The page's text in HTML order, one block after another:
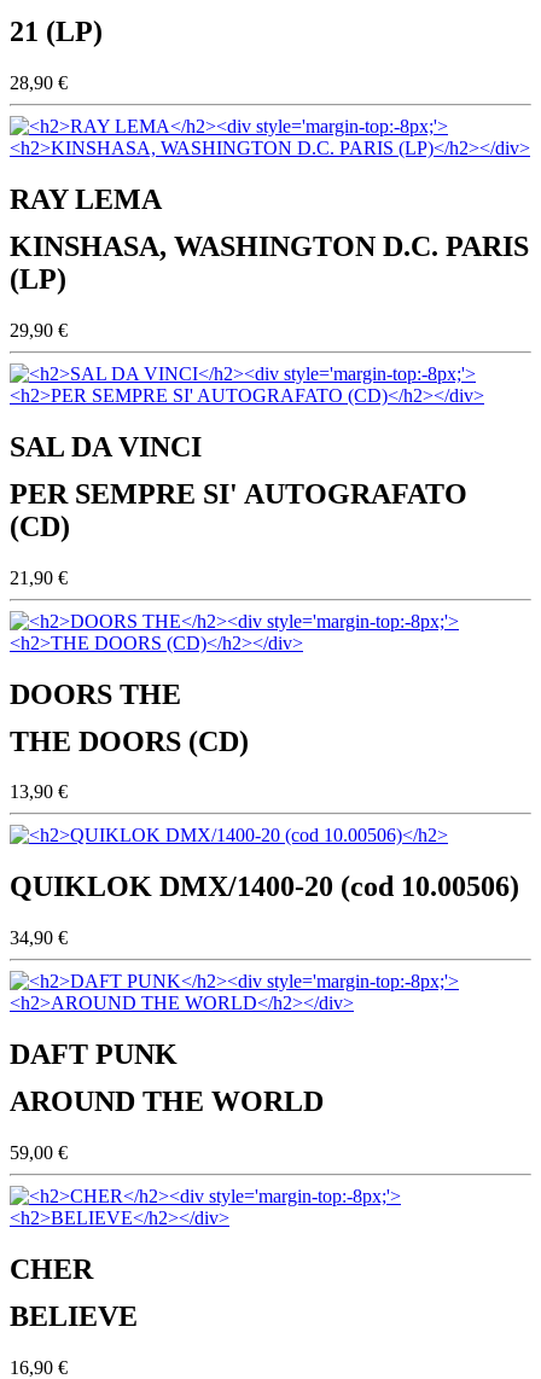
21 (LP)
28,90 €
RAY LEMA
KINSHASA, WASHINGTON D.C. PARIS
(LP)
29,90 €
SAL DA VINCI
PER SEMPRE SI' AUTOGRAFATO
(CD)
21,90 €
DOORS THE
THE DOORS (CD)
13,90 €
QUIKLOK DMX/1400-20 (cod 10.00506)
34,90 €
DAFT PUNK
AROUND THE WORLD
59,00 €
CHER
BELIEVE
16,90 €